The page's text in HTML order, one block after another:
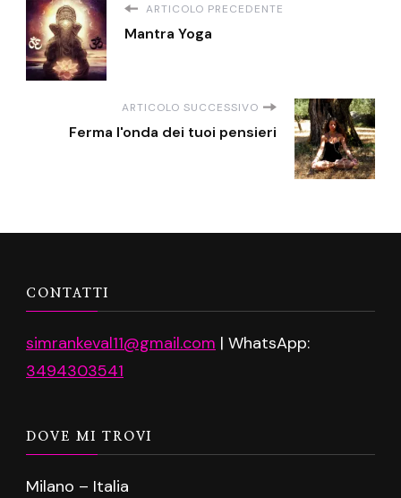
ARTICOLO PRECEDENTE
Mantra Yoga
ARTICOLO SUCCESSIVO
Ferma l'onda dei tuoi pensieri
CONTATTI
simrankeval11@gmail.com | WhatsApp:
3494303541
DOVE MI TROVI
Milano – Italia